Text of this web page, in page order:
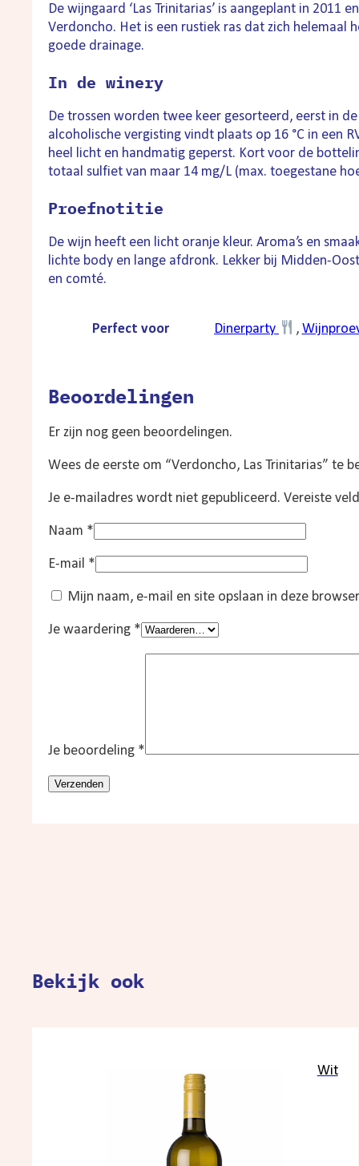
De wijngaard ‘Las Trinitarias’ is aangeplant in
Verdoncho. Het is een rustiek ras dat zich helemaal
goede drainage.
In de winery
De trossen worden twee keer gesorteerd, eerst in
alcoholische vergisting vindt plaats op 16 °C in een
heel licht en handmatig geperst. Kort voor de
totaal sulfiet van maar 14 mg/L (max. toegestane
Proefnotitie
De wijn heeft een licht oranje kleur. Aroma’s en
lichte body en lange afdronk. Lekker bij Midden-
en comté.
Perfect voor Dinerparty ,
Beoordelingen
Er zijn nog geen beoordelingen.
Wees de eerste om “Verdoncho, Las Trinitarias” te
Je e-mailadres wordt niet gepubliceerd. Vereiste
Naam *
E-mail *
Mijn naam, e-mail en site opslaan in deze
Je waardering *
Je beoordeling *
Bekijk ook
Wit